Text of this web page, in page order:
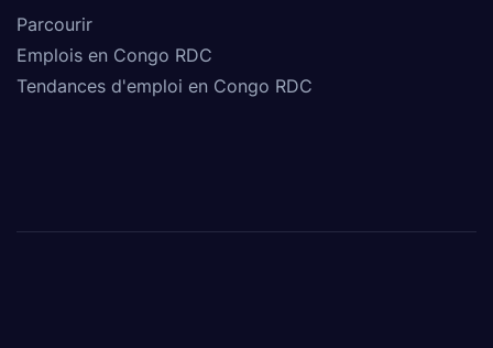
Parcourir
Emplois en Congo RDC
Tendances d'emploi en Congo RDC